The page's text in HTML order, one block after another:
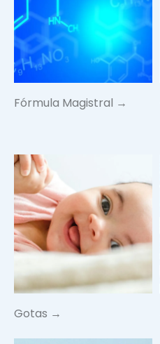
Fórmula Magistral →
Gotas →